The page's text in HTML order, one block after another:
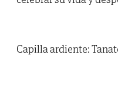
Capilla ardiente: